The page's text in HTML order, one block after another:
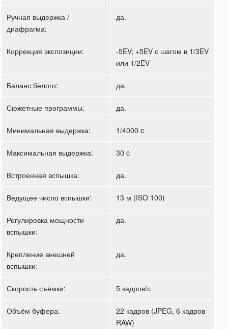
Ручная выдержка /
диафрагма:
да.
Коррекция экспозиции:
-5EV; +5EV с шагом в 1/3EV
или 1/2EV
Баланс белого: да.
Сюжетные программы: да.
Минимальная выдержка: 1/4000 c
Максимальная выдержка: 30 c
Встроенная вспышка: да.
Ведущее число вспышки: 13 м (ISO 100)
Регулировка мощности
вспышки:
да.
Крепление внешней
вспышки:
да.
Скорость съёмки: 5 кадров/с
Объём буфера:
22 кадров (JPEG, 6 кадров
RAW)